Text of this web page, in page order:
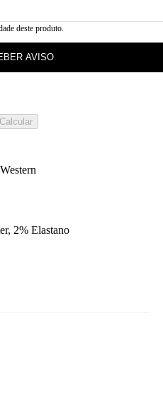
deste produto.
AVISO
Calcular
2% Elastano